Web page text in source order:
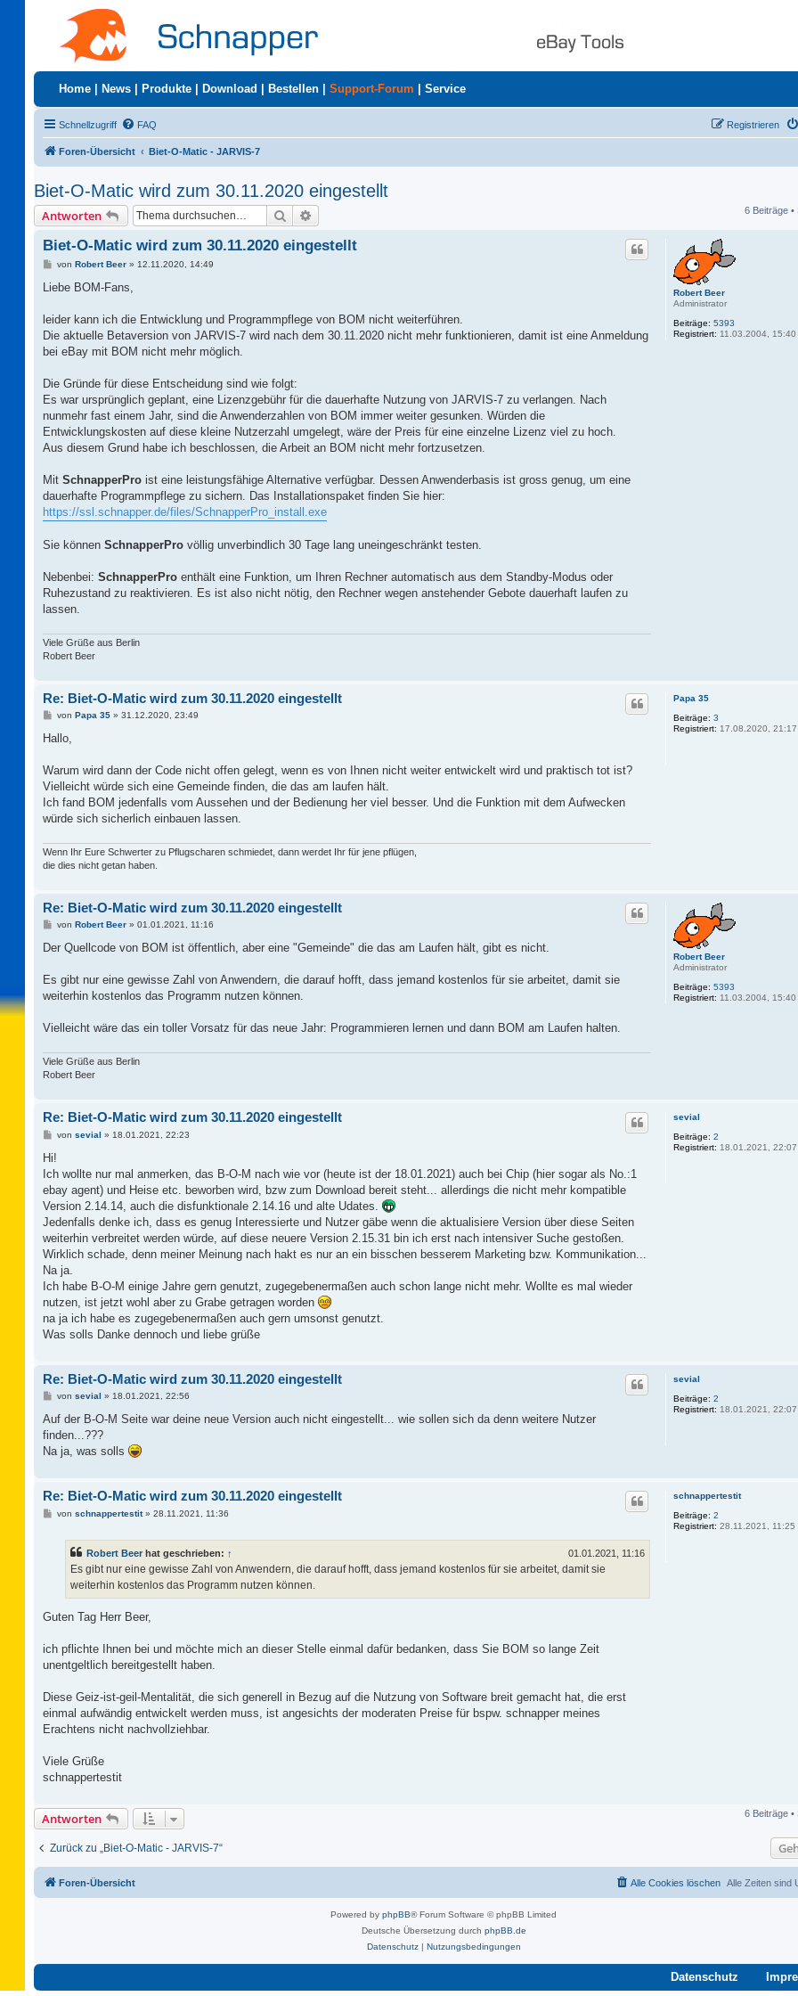
Home News Produkte Download Bestellen Support-Forum Service
Schnellzugriff FAQ Registrieren
Foren-Übersicht Biet-O-Matic - JARVIS-7
Biet-O-Matic wird zum 30.11.2020 eingestellt
Antworten Suche 6 Beiträge •
Robert Beer
Administrator
Beiträge: 5393
Registriert: 11.03.2004, 15:40
Biet-O-Matic wird zum 30.11.2020 eingestellt
B
i
a
von Robert Beer» 12.11.2020, 14:49
Liebe BOM-Fans,
leider kann ich die Entwicklung und Programmpflege von BOM nicht weiterführen.
Die aktuelle Betaversion von JARVIS-7 wird nach dem 30.11.2020 nicht mehr funktionieren, damit ist eine Anmeldung
bei eBay mit BOM nicht mehr möglich.
Die Gründe für diese Entscheidung sind wie folgt:
Es war ursprünglich geplant, eine Lizenzgebühr für die dauerhafte Nutzung von JARVIS-7 zu verlangen. Nach
nunmehr fast einem Jahr, sind die Anwenderzahlen von BOM immer weiter gesunken. Würden die
Entwicklungskosten auf diese kleine Nutzerzahl umgelegt, wäre der Preis für eine einzelne Lizenz viel zu hoch.
Aus diesem Grund habe ich beschlossen, die Arbeit an BOM nicht mehr fortzusetzen.
Mit SchnapperPro ist eine leistungsfähige Alternative verfügbar. Dessen Anwenderbasis ist gross genug, um eine
dauerhafte Programmpflege zu sichern. Das Installationspaket finden Sie hier:
https://ssl.schnapper.de/files/SchnapperPro_install.exe
Sie können SchnapperPro völlig unverbindlich 30 Tage lang uneingeschränkt testen.
Nebenbei: SchnapperPro enthält eine Funktion, um Ihren Rechner automatisch aus dem Standby-Modus oder
Ruhezustand zu reaktivieren. Es ist also nicht nötig, den Rechner wegen anstehender Gebote dauerhaft laufen zu
lassen.
Viele Grüße aus Berlin
Robert Beer
Papa 35
Beiträge: 3
Registriert: 17.08.2020, 21:17
Re: Biet-O-Matic wird zum 30.11.2020 eingestellt
B
i
a
von Papa 35» 31.12.2020, 23:49
Hallo,
Warum wird dann der Code nicht offen gelegt, wenn es von Ihnen nicht weiter entwickelt wird und praktisch tot ist?
Vielleicht würde sich eine Gemeinde finden, die das am laufen hält.
Ich fand BOM jedenfalls vom Aussehen und der Bedienung her viel besser. Und die Funktion mit dem Aufwecken
würde sich sicherlich einbauen lassen.
Wenn Ihr Eure Schwerter zu Pflugscharen schmiedet, dann werdet Ihr für jene pflügen,
die dies nicht getan haben.
Robert Beer
Administrator
Beiträge: 5393
Registriert: 11.03.2004, 15:40
Re: Biet-O-Matic wird zum 30.11.2020 eingestellt
B
i
a
von Robert Beer» 01.01.2021, 11:16
Der Quellcode von BOM ist öffentlich, aber eine "Gemeinde" die das am Laufen hält, gibt es nicht.
Es gibt nur eine gewisse Zahl von Anwendern, die darauf hofft, dass jemand kostenlos für sie arbeitet, damit sie
weiterhin kostenlos das Programm nutzen können.
Vielleicht wäre das ein toller Vorsatz für das neue Jahr: Programmieren lernen und dann BOM am Laufen halten.
Viele Grüße aus Berlin
Robert Beer
sevial
Beiträge: 2
Registriert: 18.01.2021, 22:07
Re: Biet-O-Matic wird zum 30.11.2020 eingestellt
B
i
r
a
von sevial » 18.01.2021, 22:23
Hi!
Ich wollte nur mal anmerken, das B-O-M nach wie vor (heute ist der 18.01.2021) auch bei Chip (hier sogar als No.:1
ebay agent) und Heise etc. beworben wird, bzw zum Download bereit steht... allerdings die nicht mehr kompatible
Version 2.14.14, auch die disfunktionale 2.14.16 und alte Udates.
Jedenfalls denke ich, dass es genug Interessierte und Nutzer gäbe wenn die aktualisiere Version über diese Seiten
weiterhin verbreitet werden würde, auf diese neuere Version 2.15.31 bin ich erst nach intensiver Suche gestoßen.
Wirklich schade, denn meiner Meinung nach hakt es nur an ein bisschen besserem Marketing bzw. Kommunikation...
Na ja.
Ich habe B-O-M einige Jahre gern genutzt, zugegebenermaßen auch schon lange nicht mehr. Wollte es mal wieder
nutzen, ist jetzt wohl aber zu Grabe getragen worden
na ja ich habe es zugegebenermaßen auch gern umsonst genutzt.
Was solls Danke dennoch und liebe grüße
sevial
Beiträge: 2
Registriert: 18.01.2021, 22:07
Re: Biet-O-Matic wird zum 30.11.2020 eingestellt
B
r
a
von sevial » 18.01.2021, 22:56
Auf der B-O-M Seite war deine neue Version auch nicht eingestellt... wie sollen sich da denn weitere Nutzer
finden...???
Na ja, was solls
schnappertestit
Beiträge: 2
Registriert: 28.11.2021, 11:25
Re: Biet-O-Matic wird zum 30.11.2020 eingestellt
Bvon schnappertestit» 28.11.2021, 11:36
Robert Beer hat geschrieben: ↑ 01.01.2021, 11:16
Es gibt nur eine gewisse Zahl von Anwendern, die darauf hofft, dass jemand kostenlos für sie arbeitet, damit sie
weiterhin kostenlos das Programm nutzen können.
Guten Tag Herr Beer,
ich pflichte Ihnen bei und möchte mich an dieser Stelle einmal dafür bedanken, dass Sie BOM so lange Zeit
unentgeltlich bereitgestellt haben.
Diese Geiz-ist-geil-Mentalität, die sich generell in Bezug auf die Nutzung von Software breit gemacht hat, die erst
einmal aufwändig entwickelt werden muss, ist angesichts der moderaten Preise für bspw. schnapper meines
Erachtens nicht nachvollziehbar.
Viele Grüße
schnappertestit
Antworten 6 Beiträge •
Zurück zu „Biet-O-Matic - JARVIS-7“
Foren-Übersicht Alle Zeiten sind
Alle Cookies löschen
Powered by phpBB® Forum Software © phpBB Limited
Deutsche Übersetzung durch phpBB.de
Datenschutz| Nutzungsbedingungen
Datenschutz